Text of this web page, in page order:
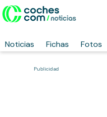
Noticias Fichas Fotos
Publicidad